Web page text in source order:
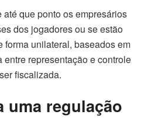
que ponto os empresários
dos jogadores ou se estão
forma unilateral, baseados em
representação e controle
fiscalizada.
uma regulação